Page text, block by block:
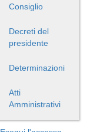
Consiglio
Decreti del
presidente
Determinazioni
Atti
Amministrativi